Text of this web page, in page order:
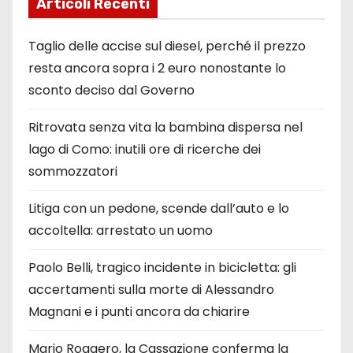
Articoli Recenti
Taglio delle accise sul diesel, perché il prezzo
resta ancora sopra i 2 euro nonostante lo
sconto deciso dal Governo
Ritrovata senza vita la bambina dispersa nel
lago di Como: inutili ore di ricerche dei
sommozzatori
Litiga con un pedone, scende dall’auto e lo
accoltella: arrestato un uomo
Paolo Belli, tragico incidente in bicicletta: gli
accertamenti sulla morte di Alessandro
Magnani e i punti ancora da chiarire
Mario Roggero, la Cassazione conferma la